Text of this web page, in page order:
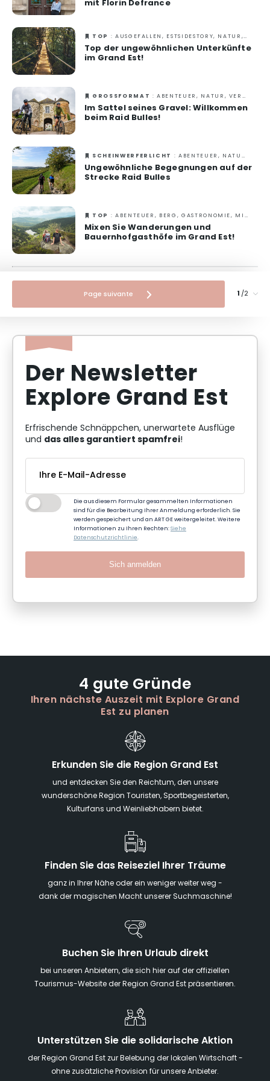
Gastronomie
Wellness
Kultur & Kulturerbe
Know-how
Verantwortungsvolles Reisen
mit Florin Defrance
TOP : AUSGEFALLEN, ESTSIDESTORY, NATUR, VERANTWORTUNGSVOLLES REISEN, ZU ZWEIT
Top der ungewöhnlichen Unterkünfte
im Grand Est!
GROSSFORMAT : ABENTEUER, NATUR, VERANTWORTUNGSVOLLES REISEN, ZU ZWEIT
Im Sattel seines Gravel: Willkommen
beim Raid Bulles!
SCHEINWERFERLICHT : ABENTEUER, NATUR, VERANTWORTUNGSVOLLES REISEN, ZU ZWEIT
Ungewöhnliche Begegnungen auf der
Strecke Raid Bulles
TOP : ABENTEUER, BERG, GASTRONOMIE, MIT DER FAMILIE, NATUR, SOMMER, VERANTWORTUNGSVOLLES REISEN, ZU ZWEIT
Mixen Sie Wanderungen und
Bauernhofgasthöfe im Grand Est!
Page suivante /2
Der Newsletter
Explore Grand Est
Erfrischende Schnäppchen, unerwartete Ausflüge
und das alles garantiert spamfrei!
Die aus diesem Formular gesammelten Informationen
sind für die Bearbeitung Ihrer Anmeldung erforderlich. Sie
werden gespeichert und an ART GE weitergeleitet. Weitere
Informationen zu Ihren Rechten:Siehe
Datenschutzrichtlinie.
Sich anmelden
4 gute Gründe
Ihren nächste Auszeit mit Explore Grand
Est zu planen
Erkunden Sie die Region Grand Est
und entdecken Sie den Reichtum, den unsere
wunderschöne Region Touristen, Sportbegeisterten,
Kulturfans und Weinliebhabern bietet.
Finden Sie das Reiseziel Ihrer Träume
ganz in Ihrer Nähe oder ein weniger weiter weg -
dank der magischen Macht unserer Suchmaschine!
Buchen Sie Ihren Urlaub direkt
bei unseren Anbietern, die sich hier auf der offiziellen
Tourismus-Website der Region Grand Est präsentieren.
Unterstützen Sie die solidarische Aktion
der Region Grand Est zur Belebung der lokalen Wirtschaft -
ohne zusätzliche Provision für unsere Anbieter.